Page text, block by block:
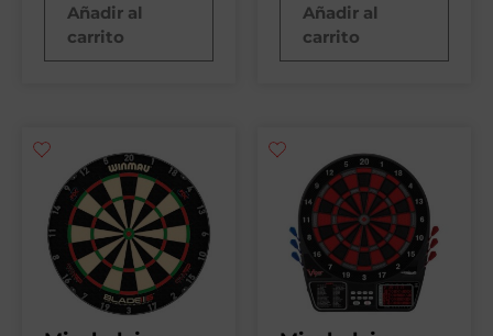
Añadir al
carrito
Añadir al
carrito